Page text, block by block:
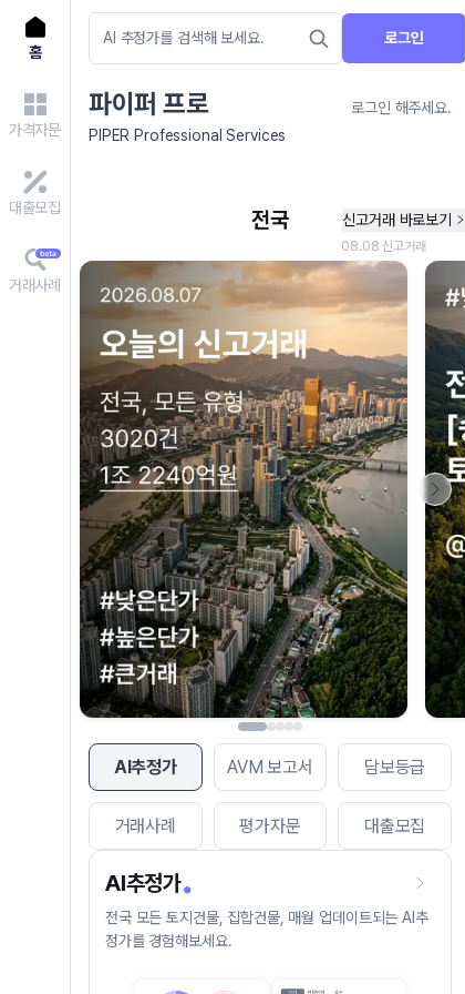
홈
가격자문
대출모집
거래사례
로그인
파이퍼 프로
로그인 해주세요.
PIPER Professional Services
AI추정가 AVM 보고서 담보등급
거래사례 평가자문 대출모집
AI추정가
전국 모든 토지건물, 집합건물, 매월 업데이트되는 AI추
정가를 경험해보세요.